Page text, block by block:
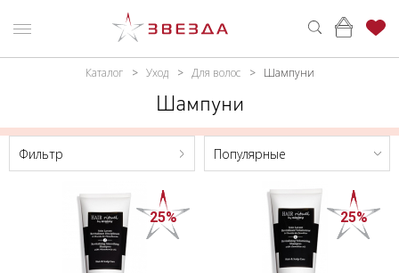
КАТАЛОГ
ВОЙТИ
КОНТАКТЫ
МАГАЗИНОВ
ПАРФЮМЕРИЯ
МАКИЯЖ
АКСЕССУАРЫ
Каталог Уход Для волос Шампуни
Шампуни
Цена,
BYN
Фильтр Популярные
25% 25%